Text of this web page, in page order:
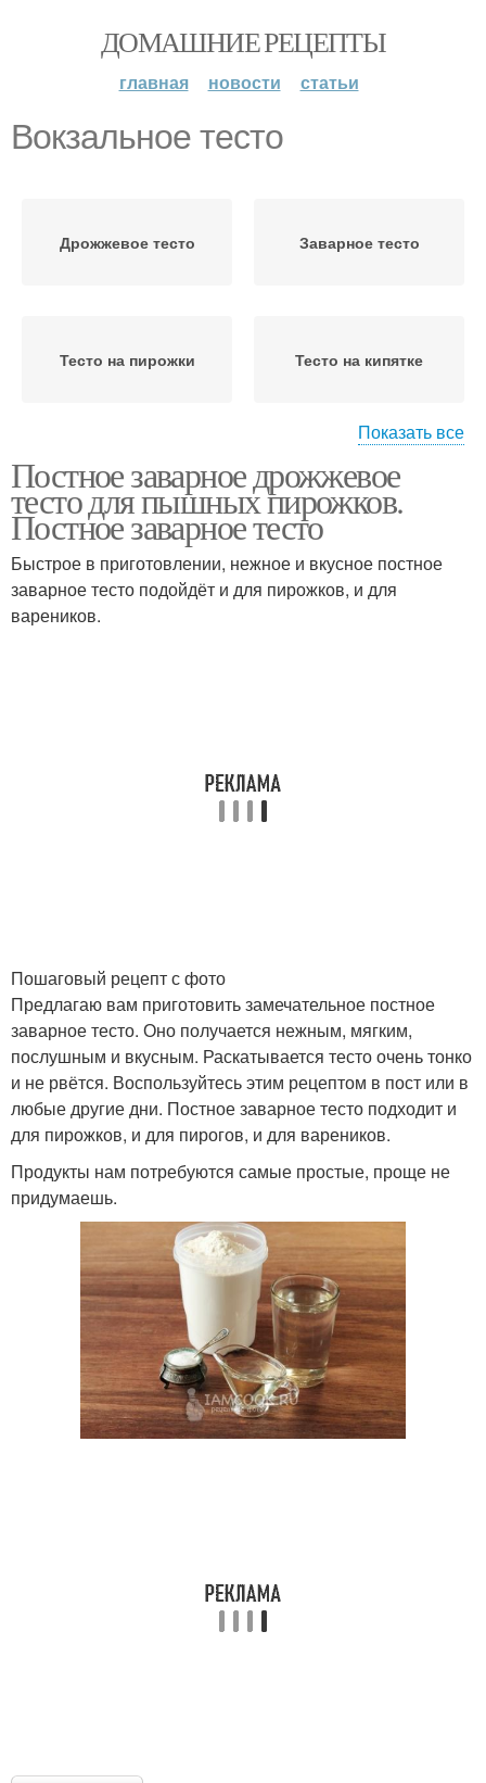
ДОМАШНИЕ РЕЦЕПТЫ
главная новости статьи
Вокзальное тесто
Дрожжевое тесто Заварное тесто
Тесто на пирожки Тесто на кипятке
Картофельное тесто Тесто для эклеров
Показать все
Постное заварное дрожжевое
тесто для пышных пирожков.
Постное заварное тесто
Быстрое в приготовлении, нежное и вкусное постное
заварное тесто подойдёт и для пирожков, и для
вареников.
Пошаговый рецепт с фото
Предлагаю вам приготовить замечательное постное
заварное тесто. Оно получается нежным, мягким,
послушным и вкусным. Раскатывается тесто очень тонко
и не рвётся. Воспользуйтесь этим рецептом в пост или в
любые другие дни. Постное заварное тесто подходит и
для пирожков, и для пирогов, и для вареников.
Продукты нам потребуются самые простые, проще не
придумаешь.